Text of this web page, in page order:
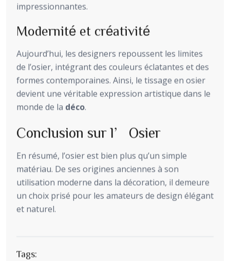
impressionnantes.
Modernité et créativité
Aujourd’hui, les designers repoussent les limites
de l’osier, intégrant des couleurs éclatantes et des
formes contemporaines. Ainsi, le tissage en osier
devient une véritable expression artistique dans le
monde de la déco.
Conclusion sur l’Osier
En résumé, l’osier est bien plus qu’un simple
matériau. De ses origines anciennes à son
utilisation moderne dans la décoration, il demeure
un choix prisé pour les amateurs de design élégant
et naturel.
Tags: